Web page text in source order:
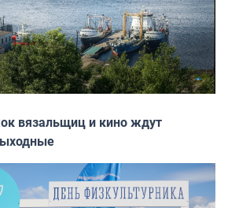
вязальщиц и кино ждут